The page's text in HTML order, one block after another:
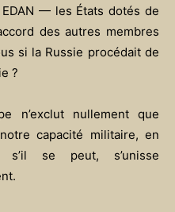
— les États dotés de
des autres membres
si la Russie procédait de
?
n’exclut nullement que
capacité militaire, en
s’il se peut, s’unisse